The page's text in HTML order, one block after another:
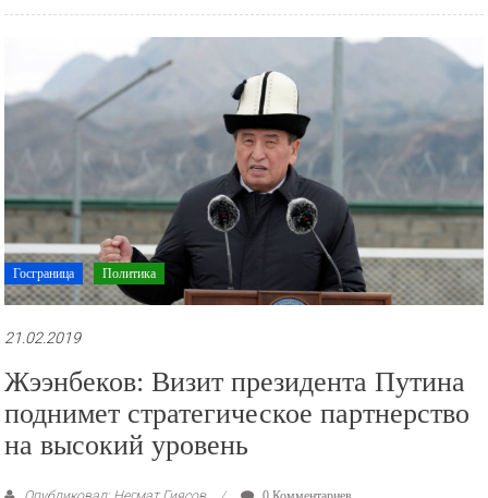
Госграница Политика
21.02.2019
Жээнбеков: Визит президента Путина
поднимет стратегическое партнерство
на высокий уровень